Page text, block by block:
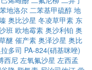
苯地洛尔 二苯基甲硫醇 地
奥比沙星 冬凌草甲素 东
班 欧地霉素 奥沙利铂 奥
醚 催产素 奥泽沙星 奥比
多司 PA-824(硝基咪唑)
西尼 左氧氟沙星 左西孟